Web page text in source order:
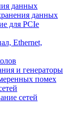
данных
данных
для PCIe
Ethernet,
и генераторы
помех
сетей